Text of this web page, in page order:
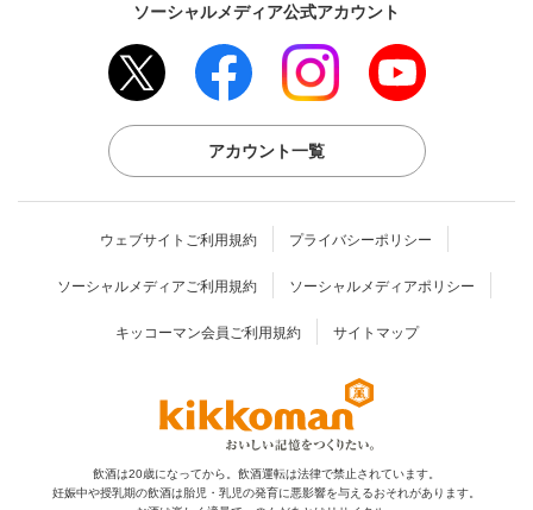
ソーシャルメディア公式アカウント
アカウント一覧
ウェブサイトご利用規約 プライバシーポリシー
ソーシャルメディアご利用規約 ソーシャルメディアポリシー
キッコーマン会員ご利用規約 サイトマップ
飲酒は20歳になってから。飲酒運転は法律で禁止されています。
妊娠中や授乳期の飲酒は胎児・乳児の発育に悪影響を与えるおそれがあります。